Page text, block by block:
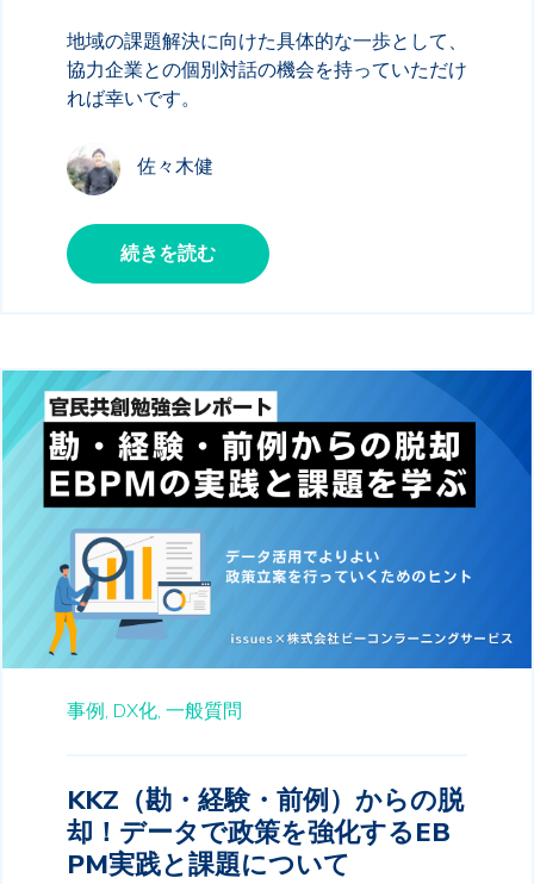
地域の課題解決に向けた具体的な一歩として、
協力企業との個別対話の機会を持っていただけ
れば幸いです。
佐々木健
続きを読む
事例, DX化, 一般質問
KKZ（勘・経験・前例）からの脱
却！データで政策を強化するEB
PM実践と課題について